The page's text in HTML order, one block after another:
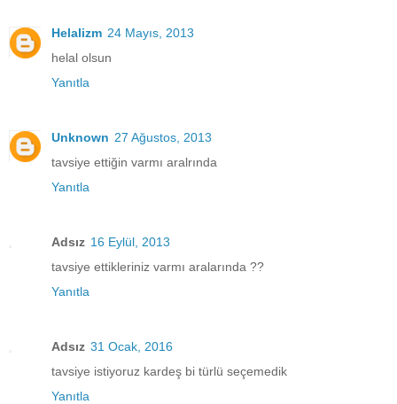
Helalizm 24 Mayıs, 2013
helal olsun
Yanıtla
Unknown 27 Ağustos, 2013
tavsiye ettiğin varmı aralrında
Yanıtla
Adsız 16 Eylül, 2013
tavsiye ettikleriniz varmı aralarında ??
Yanıtla
Adsız 31 Ocak, 2016
tavsiye istiyoruz kardeş bi türlü seçemedik
Yanıtla